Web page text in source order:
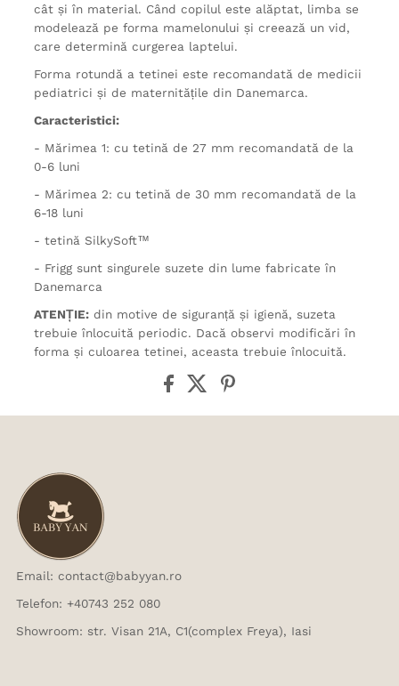
cât și în material. Când copilul este alăptat, limba se
modelează pe forma mamelonului și creează un vid,
care determină curgerea laptelui.
Forma rotundă a tetinei este recomandată de medicii
pediatrici și de maternitățile din Danemarca.
Caracteristici:
- Mărimea 1: cu tetină de 27 mm recomandată de la
0-6 luni
- Mărimea 2: cu tetină de 30 mm recomandată de la
6-18 luni
- tetină SilkySoft™
- Frigg sunt singurele suzete din lume fabricate în
Danemarca
ATENȚIE: din motive de siguranță și igienă, suzeta
trebuie înlocuită periodic. Dacă observi modificări în
forma și culoarea tetinei, aceasta trebuie înlocuită.
Email: contact@babyyan.ro
Telefon: +40743 252 080
Showroom: str. Visan 21A, C1(complex Freya), Iasi